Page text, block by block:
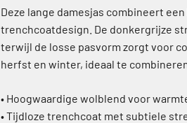
Deze lange damesjas combineert
trenchcoatdesign. De donkergrijze
terwijl de losse pasvorm zorgt voor
herfst en winter, ideaal te
• Hoogwaardige wolblend voor
• Tijdloze trenchcoat met subtiele